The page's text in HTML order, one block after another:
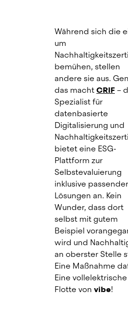
Während sich die
um
bemühen, stellen
andere sie aus.
das macht CRIF –
Spezialist für
datenbasierte
Digitalisierung und
bietet eine ESG-
Plattform zur
Selbstevaluierung
inklusive passender
Lösungen an. Kein
Wunder, dass dort
selbst mit gutem
Beispiel
wird und
an oberster Stelle
Eine Maßnahme
Eine vollelektrische
Flotte von vibe!